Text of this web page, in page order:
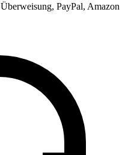
Überweisung, PayPal, Amazon